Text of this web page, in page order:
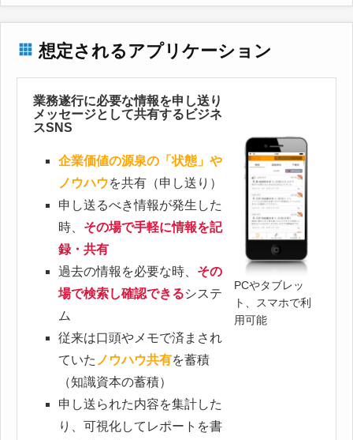
想定されるアプリケーション
業務遂行に必要な情報を申し送り
メッセージとして共有するビジネ
スSNS
企業価値の源泉の「状態」や
ノウハウを共有（申し送り）
申し送るべき情報が発生した
時、 その場で手軽に情報を記
録・共有
過去の情報を必要な時、 その
場で検索し確認できるシステ
ム
従来は口頭やメモで済まされ
ていた ノウハウ共有を蓄積
（知識資本の蓄積）
申し送られた内容を集計した
り、可視化してレポートを書
PCやタブレッ
ト、スマホで利
用可能